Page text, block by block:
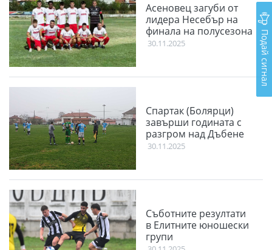
Асеновец загуби от
лидера Несебър на
финала на полусезона
30.11.2025
Спартак (Болярци)
завърши годината с
разгром над Дъбене
30.11.2025
Съботните резултати
в Елитните юношески
групи
Подай сигнал